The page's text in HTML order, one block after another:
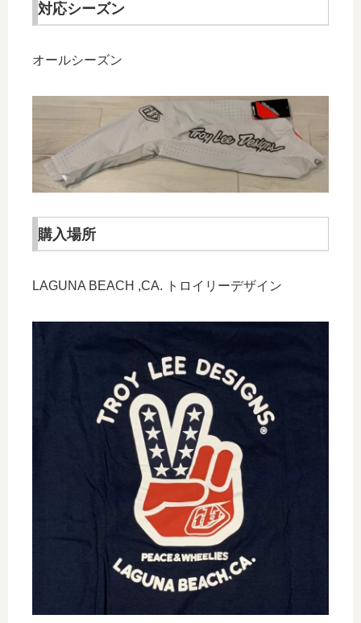
対応シーズン
オールシーズン
購入場所
LAGUNA BEACH ,CA. トロイリーデザイン